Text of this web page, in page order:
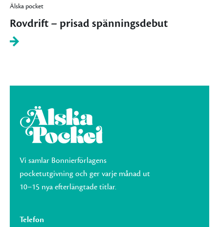
Älska pocket
Rovdrift – prisad spänningsdebut
Vi samlar Bonnierförlagens
pocketutgivning och ger varje månad ut
10–15 nya efterlängtade titlar.
Telefon